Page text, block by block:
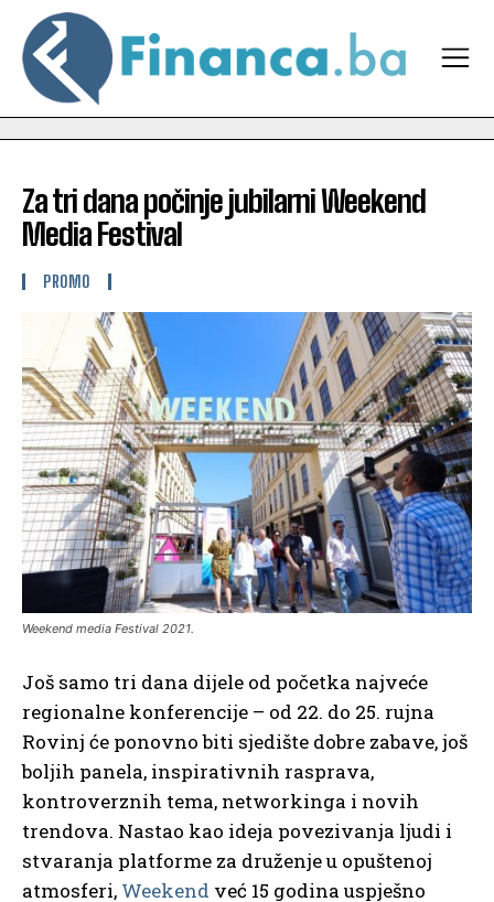
Za tri dana počinje jubilarni Weekend
Media Festival
PROMO
Weekend media Festival 2021.
Još samo tri dana dijele od početka najveće
regionalne konferencije – od 22. do 25. rujna
Rovinj će ponovno biti sjedište dobre zabave, još
boljih panela, inspirativnih rasprava,
kontroverznih tema, networkinga i novih
trendova. Nastao kao ideja povezivanja ljudi i
stvaranja platforme za druženje u opuštenoj
atmosferi, Weekend već 15 godina uspješno